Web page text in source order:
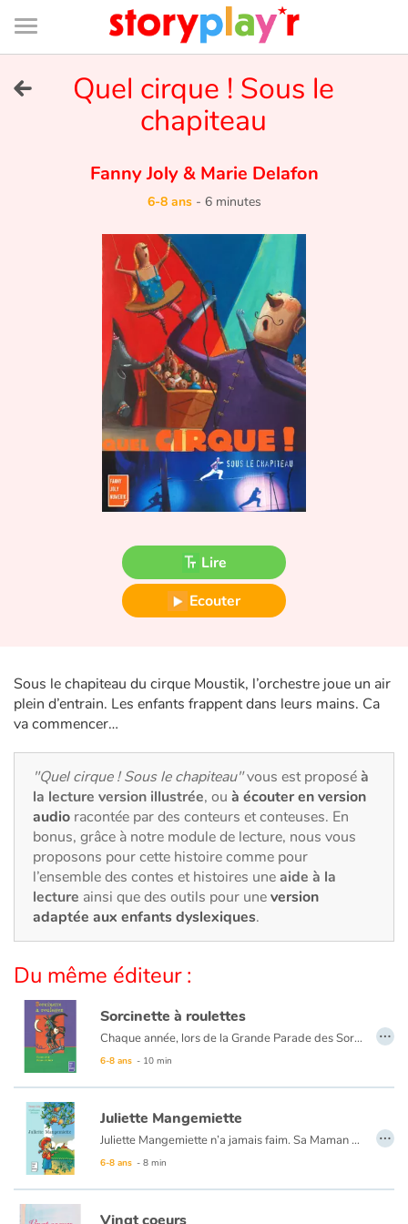
Connexion
Bibliothèque
de
page
Tester gratuitement
Bibliothèque
Contes d'ici et d'ailleurs
Fable, mythe, littérature et poésie
Princesses et princes, rois, reines et dragons
Ogres, monstres et sorcières
Héroïnes et héros
Écologie, nature, saisons
Voyage, épopée, enquête, aventure
Autour du monde
Apprentissage
Art, espace, activité
Documentaires
En famille
À l'école
Fêtes et évènements
Amour et amitié
Sujets de société
Émotions et sentiments
Quel cirque ! Sous le
chapiteau
Fanny Joly&Marie Delafon
6-8 ans- 6 minutes
Lire
Ecouter
Sous le chapiteau du cirque Moustik, l’orchestre joue un air
plein d’entrain. Les enfants frappent dans leurs mains. Ca
va commencer…
"Quel cirque ! Sous le chapiteau"vous est proposéà
la lecture version illustrée, ou à écouter en version
audio racontée par des conteurs et conteuses. En
bonus, grâce à notre module de lecture, nous vous
proposons pour cette histoire comme pour
l’ensemble des contes et histoires uneaide à la
lecture ainsi que des outils pour uneversion
adaptée aux enfants dyslexiques.
Du même éditeur :
Sorcinette à roulettes
Chaque année, lors de la Grande Parade des Sorciers, les Dubalai remportent le Chaudron d'Or ! Mais la cadette, Sorcinette, ne semble pas très douée et loupe tous ses sorts. Pourtant, cette année, Sorcinette doit participer au concours. Sa famille est très inquiète...
6-8 ans - 10 min
…
Juliette Mangemiette
Juliette Mangemiette n’a jamais faim. Sa Maman est très inquiète. Elle essaie toutes ses recettes !
6-8 ans - 8 min
…